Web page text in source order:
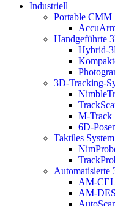
Industriell
Portable CMM
Handgeführte
Hybrid-
3D-Tracking-
M-Track
6D-
Taktiles System
Automatisierte
AM-
AM-